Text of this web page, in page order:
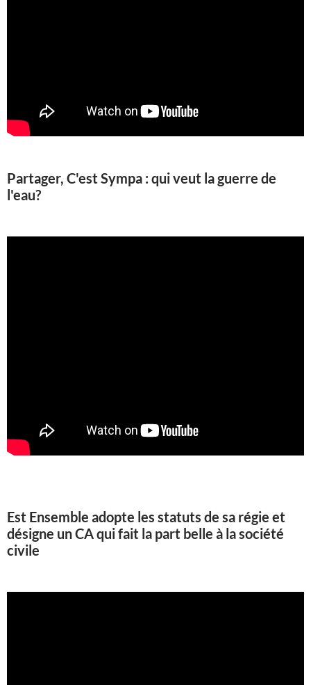
Partager, C'est Sympa : qui veut la guerre de
l'eau?
Est Ensemble adopte les statuts de sa régie et
désigne un CA qui fait la part belle à la société
civile